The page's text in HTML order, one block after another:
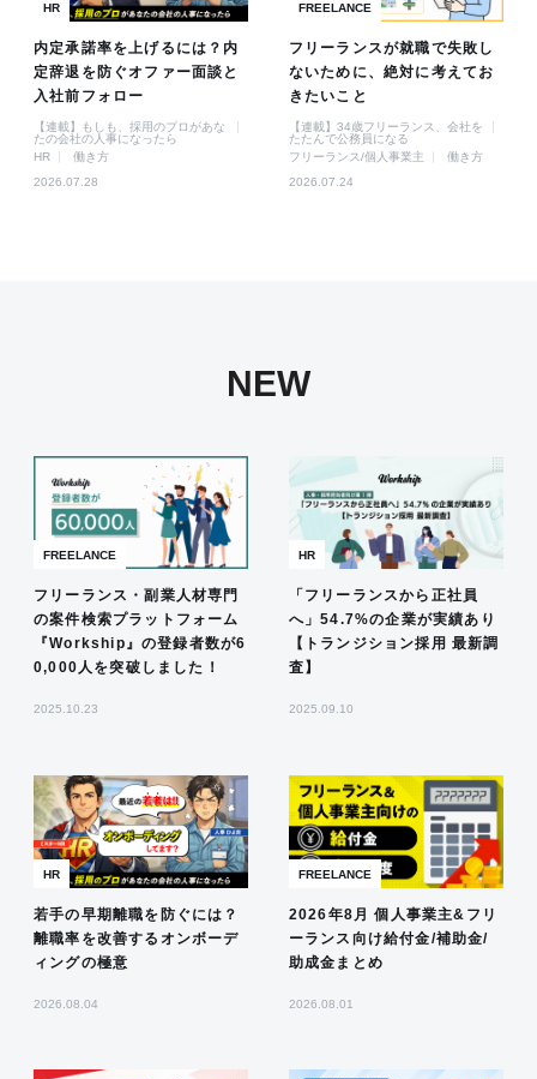
HR
内定承諾率を上げるには？内
定辞退を防ぐオファー面談と
入社前フォロー
【連載】もしも、採用のプロがあな
たの会社の人事になったら
HR
働き方
2026.07.28
FREELANCE
フリーランスが就職で失敗し
ないために、絶対に考えてお
きたいこと
【連載】34歳フリーランス、会社を
たたんで公務員になる
フリーランス/個人事業主
働き方
2026.07.24
NEW
FREELANCE
フリーランス・副業人材専門
の案件検索プラットフォーム
『Workship』の登録者数が6
0,000人を突破しました！
2025.10.23
HR
「フリーランスから正社員
へ」54.7%の企業が実績あり
【トランジション採用 最新調
査】
2025.09.10
HR
若手の早期離職を防ぐには？
離職率を改善するオンボーデ
ィングの極意
2026.08.04
FREELANCE
2026年8月 個人事業主&フリ
ーランス向け給付金/補助金/
助成金まとめ
2026.08.01